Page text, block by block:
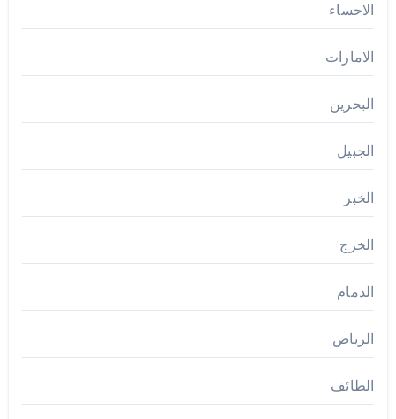
الاحساء
الامارات
البحرين
الجبيل
الخبر
الخرج
الدمام
الرياض
الطائف